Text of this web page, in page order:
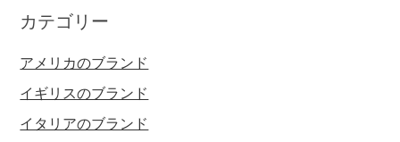
カテゴリー
アメリカのブランド
イギリスのブランド
イタリアのブランド